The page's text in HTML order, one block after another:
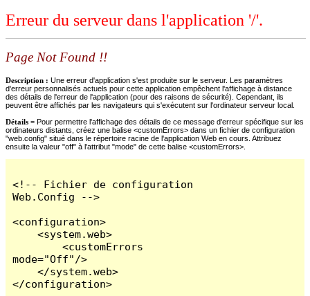
Erreur du serveur dans l'application '/'.
Page Not Found !!
Description : Une erreur d'application s'est produite sur le serveur. Les paramètres
d'erreur personnalisés actuels pour cette application empêchent l'affichage à distance
des détails de l'erreur de l'application (pour des raisons de sécurité). Cependant, ils
peuvent être affichés par les navigateurs qui s'exécutent sur l'ordinateur serveur local.
Détails = Pour permettre l'affichage des détails de ce message d'erreur spécifique sur les
ordinateurs distants, créez une balise <customErrors> dans un fichier de configuration
"web.config" situé dans le répertoire racine de l'application Web en cours. Attribuez
ensuite la valeur "off" à l'attribut "mode" de cette balise <customErrors>.
<!-- Fichier de configuration
Web.Config -->
<configuration>
    <system.web>
        <customErrors
mode="Off"/>
    </system.web>
</configuration>